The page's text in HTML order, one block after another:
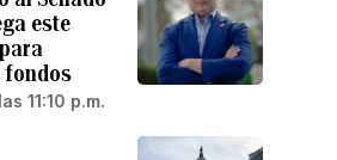
este
fondos
11:10 p.m.